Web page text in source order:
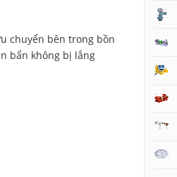
chuyển bên trong bồn
bẩn không bị lắng